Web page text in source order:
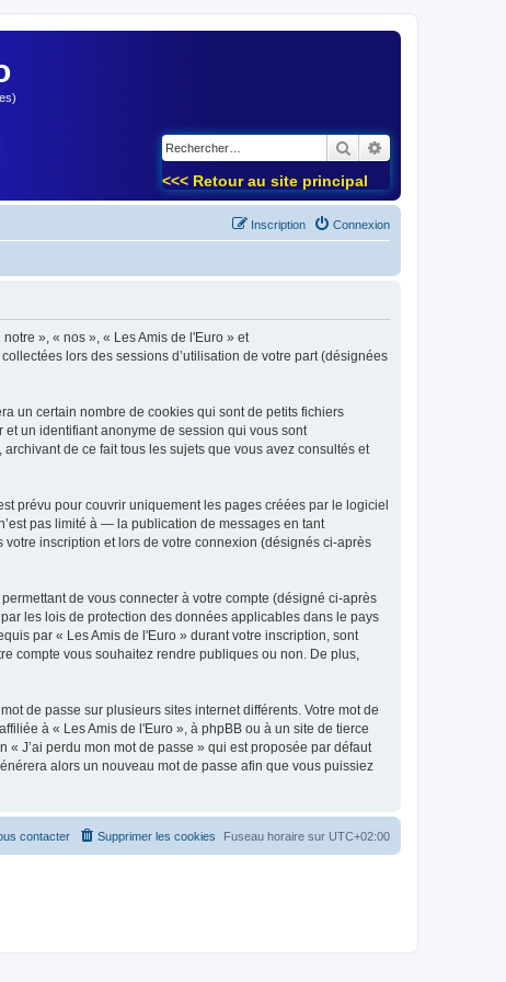
Rechercher
<<< Retour au site principal
Connexion
Inscription
», « nos », « Les Amis de l'Euro » et
lors des sessions d’utilisation de votre part (désignées
un certain nombre de cookies qui sont de petits fichiers
un identifiant anonyme de session qui vous sont
de ce fait tous les sujets que vous avez consultés et
prévu pour couvrir uniquement les pages créées par le logiciel
pas limité à — la publication de messages en tant
inscription et lors de votre connexion (désignés ci-après
de vous connecter à votre compte (désigné ci-après
les lois de protection des données applicables dans le pays
par « Les Amis de l'Euro » durant votre inscription, sont
compte vous souhaitez rendre publiques ou non. De plus,
de passe sur plusieurs sites internet différents. Votre mot de
à « Les Amis de l'Euro », à phpBB ou à un site de tierce
J’ai perdu mon mot de passe » qui est proposée par défaut
alors un nouveau mot de passe afin que vous puissiez
Fuseau horaire sur UTC+02:00
Supprimer les cookies
contacter